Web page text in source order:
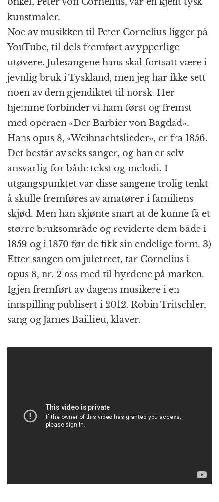
kunstmaler.
Noe av musikken til Peter Cornelius ligger på
YouTube, til dels fremført av ypperlige
utøvere. Julesangene hans skal fortsatt være i
jevnlig bruk i Tyskland, men jeg har ikke sett
noen av dem gjendiktet til norsk. Her
hjemme forbinder vi ham først og fremst
med operaen «Der Barbier von Bagdad».
Hans opus 8, «Weihnachtslieder», er fra 1856.
Det består av seks sanger, og han er selv
ansvarlig for både tekst og melodi. I
utgangspunktet var disse sangene trolig tenkt
å skulle fremføres av amatører i familiens
skjød. Men han skjønte snart at de kunne få et
større bruksområde og reviderte dem både i
1859 og i 1870 før de fikk sin endelige form. 3)
Etter sangen om juletreet, tar Cornelius i
opus 8, nr. 2 oss med til hyrdene på marken.
Igjen fremført av dagens musikere i en
innspilling publisert i 2012. Robin Tritschler,
sang og James Baillieu, klaver.